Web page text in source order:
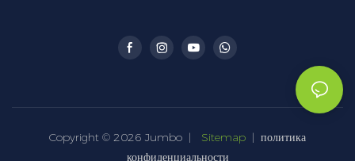
Copyright © 2026 Jumbo | Sitemap | политика
конфиденциальности